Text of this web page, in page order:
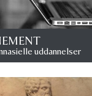
uddannelser